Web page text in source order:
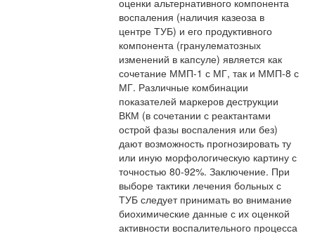
оценки альтернативного компонента
воспаления (наличия казеоза в
центре ТУБ) и его продуктивного
компонента (гранулематозных
изменений в капсуле) является как
сочетание ММП-1 с МГ, так и ММП-8 с
МГ. Различные комбинации
показателей маркеров деструкции
ВКМ (в сочетании с реактантами
острой фазы воспаления или без)
дают возможность прогнозировать ту
или иную морфологическую картину с
точностью 80-92%. Заключение. При
выборе тактики лечения больных с
ТУБ следует принимать во внимание
биохимические данные с их оценкой
активности воспалительного процесса